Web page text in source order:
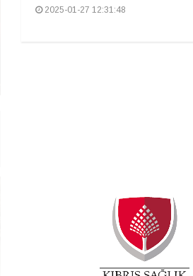
2025-01-27 12:31:48